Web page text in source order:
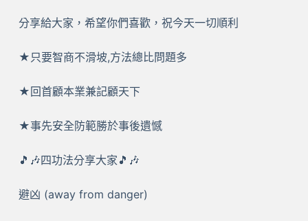
分享給大家，希望你們喜歡，祝今天一切順利
★只要智商不滑坡,方法總比問題多
★回首顧本業兼記顧天下
★事先安全防範勝於事後遺憾
🎵🎶四功法分享大家🎵🎶
避凶 (away from danger)